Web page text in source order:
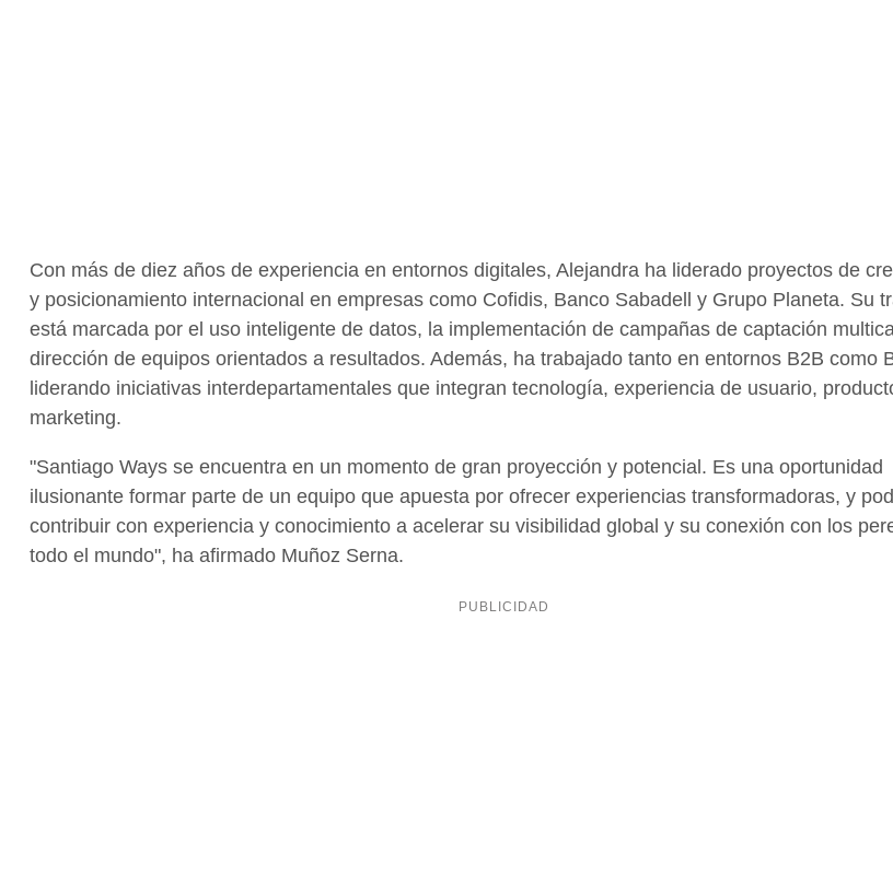
Con más de diez años de experiencia en entornos digitales, Alejandra ha liderado proyectos de
y posicionamiento internacional en empresas como Cofidis, Banco Sabadell y Grupo Planeta. Su
está marcada por el uso inteligente de datos, la implementación de campañas de captación
dirección de equipos orientados a resultados. Además, ha trabajado tanto en entornos B2B como
liderando iniciativas interdepartamentales que integran tecnología, experiencia de usuario,
marketing.
"Santiago Ways se encuentra en un momento de gran proyección y potencial. Es una oportunidad
ilusionante formar parte de un equipo que apuesta por ofrecer experiencias transformadoras, y
contribuir con experiencia y conocimiento a acelerar su visibilidad global y su conexión con los
todo el mundo", ha afirmado Muñoz Serna.